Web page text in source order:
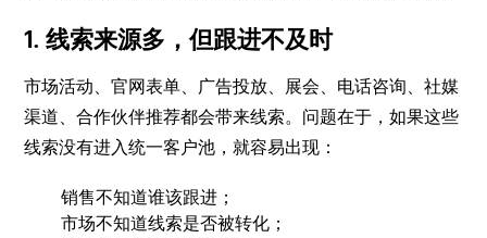
1. 线索来源多，但跟进不及时
市场活动、官网表单、广告投放、展会、电话咨询、社媒
渠道、合作伙伴推荐都会带来线索。问题在于，如果这些
线索没有进入统一客户池，就容易出现：
销售不知道谁该跟进；
市场不知道线索是否被转化；